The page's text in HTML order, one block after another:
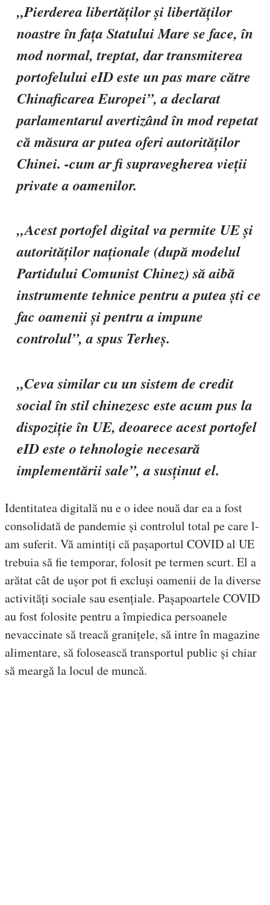
„Pierderea libertăților și libertăților
noastre în fața Statului Mare se face, în
mod normal, treptat, dar transmiterea
portofelului eID este un pas mare către
Chinaficarea Europei”, a declarat
parlamentarul avertizând în mod repetat
că măsura ar putea oferi autorităților
Chinei. -cum ar fi supravegherea vieții
private a oamenilor.
„Acest portofel digital va permite UE și
autorităților naționale (după modelul
Partidului Comunist Chinez) să aibă
instrumente tehnice pentru a putea ști ce
fac oamenii și pentru a impune
controlul”, a spus Terheș.
„Ceva similar cu un sistem de credit
social în stil chinezesc este acum pus la
dispoziție în UE, deoarece acest portofel
eID este o tehnologie necesară
implementării sale”, a susținut el.
Identitatea digitală nu e o idee nouă dar ea a fost
consolidată de pandemie și controlul total pe care l-
am suferit. Vă amintiți că pașaportul COVID al UE
trebuia să fie temporar, folosit pe termen scurt. El a
arătat cât de ușor pot fi excluși oamenii de la diverse
activități sociale sau esențiale. Pașapoartele COVID
au fost folosite pentru a împiedica persoanele
nevaccinate să treacă granițele, să intre în magazine
alimentare, să folosească transportul public și chiar
să meargă la locul de muncă.